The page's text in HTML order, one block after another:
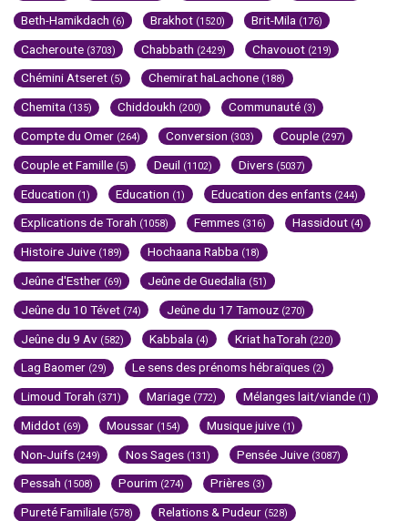
Beth-Hamikdach (6) Brakhot (1520) Brit-Mila (176)
Cacheroute (3703) Chabbath (2429) Chavouot (219)
Chémini Atseret (5) Chemirat haLachone (188)
Chemita (135) Chiddoukh (200) Communauté (3)
Compte du Omer (264) Conversion (303) Couple (297)
Couple et Famille (5) Deuil (1102) Divers (5037)
Education (1) Education (1) Education des enfants (244)
Explications de Torah (1058) Femmes (316) Hassidout (4)
Histoire Juive (189) Hochaana Rabba (18)
Jeûne d'Esther (69) Jeûne de Guedalia (51)
Jeûne du 10 Tévet (74) Jeûne du 17 Tamouz (270)
Jeûne du 9 Av (582) Kabbala (4) Kriat haTorah (220)
Lag Baomer (29) Le sens des prénoms hébraïques (2)
Limoud Torah (371) Mariage (772) Mélanges lait/viande (1)
Middot (69) Moussar (154) Musique juive (1)
Non-Juifs (249) Nos Sages (131) Pensée Juive (3087)
Pessah (1508) Pourim (274) Prières (3)
Pureté Familiale (578) Relations & Pudeur (528)